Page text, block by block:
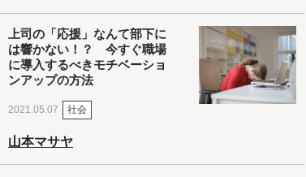
上司の「応援」なんて部下に
は響かない！？ 今すぐ職場
に導入するべきモチベーショ
ンアップの方法
2021.05.07 社会
山本マサヤ